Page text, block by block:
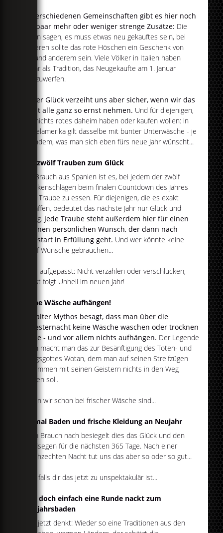
In verschiedenen Gemeinschaften gibt es hier noch
ein paar mehr oder weniger strenge Zusätze: Die
einen sagen, es muss etwas neu gekauftes sein, bei
anderen sollte das rote Höschen ein Geschenk von
jemand anderem sein. Viele Völker in Italien haben
sogar als Tradition, das Neugekaufte am 1. Januar
wegzuwerfen.
Unser Glück verzeiht uns aber sicher, wenn wir das
nicht alle ganz so ernst nehmen. Und für diejenigen,
die nichts rotes daheim haben oder kaufen wollen: in
Mittelamerika gilt dasselbe mit bunter Unterwäsche - je
nachdem, was man sich eben fürs neue Jahr wünscht...
Mit zwölf Trauben zum Glück
Ein Brauch aus Spanien ist es, bei jedem der zwölf
Glockenschlägen beim finalen Countdown des Jahres
eine Traube zu essen. Für diejenigen, die es exakt
schaffen, bedeutet das nächste Jahr nur Glück und
Erfolg. Jede Traube steht außerdem hier für einen
eigenen persönlichen Wunsch, der dann nach
Neustart in Erfüllung geht. Und wer könnte keine
zwölf Wünsche gebrauchen...
Aber aufgepasst: Nicht verzählen oder verschlucken,
sonst folgt Unheil im neuen Jahr!
Keine Wäsche aufhängen!
Ein alter Mythos besagt, dass man über die
Silvesternacht keine Wäsche waschen oder trocknen
sollte - und vor allem nichts aufhängen. Der Legende
nach macht man das zur Besänftigung des Toten- und
Kriegsgottes Wotan, dem man auf seinen Streifzügen
zusammen mit seinen Geistern nichts in den Weg
stellen soll.
Wenn wir schon bei frischer Wäsche sind...
Einmal Baden und frische Kleidung an Neujahr
Dem Brauch nach besiegelt dies das Glück und den
Geldsegen für die nächsten 365 Tage. Nach einer
durchzechten Nacht tut uns das aber so oder so gut...
Und falls dir das jetzt zu unspektakulär ist...
Geh doch einfach eine Runde nackt zum
Neujahrsbaden
Wer jetzt denkt: Wieder so eine Traditionen aus den